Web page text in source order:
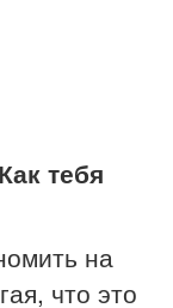
тебя
на
что это